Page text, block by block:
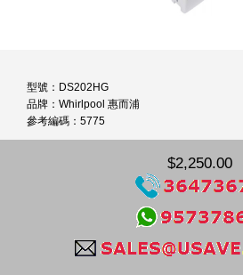
型號：DS202HG
品牌：Whirlpool 惠而浦
參考編碼：5775
$2,250.00